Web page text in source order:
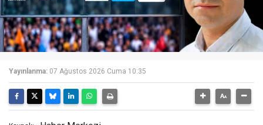
Yayınlanma: 07 Ağustos 2026 Cuma 10:35